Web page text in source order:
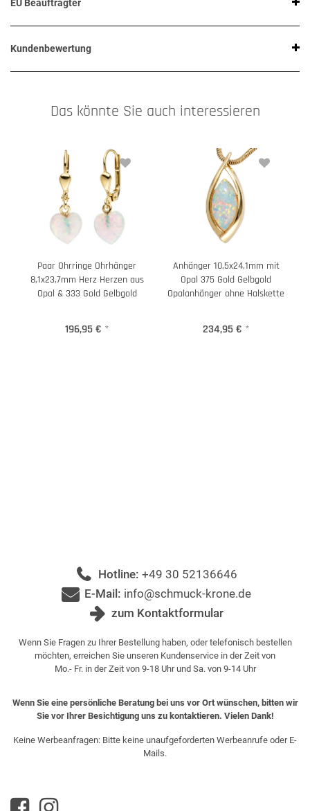
EU Beauftragter
Kundenbewertung
Das könnte Sie auch interessieren
Paar Ohrringe Ohrhänger
8,1x23,7mm Herz Herzen aus
Opal & 333 Gold Gelbgold
196,95 € *
Anhänger 10,5x24,1mm mit
Opal 375 Gold Gelbgold
Opalanhänger ohne Halskette
234,95 € *
Hotline: +49 30 52136646
E-Mail: info@schmuck-krone.de
zum Kontaktformular
Wenn Sie Fragen zu Ihrer Bestellung haben, oder telefonisch bestellen
möchten, erreichen Sie unseren Kundenservice in der Zeit von
Mo.- Fr. in der Zeit von 9-18 Uhr und Sa. von 9-14 Uhr
Wenn Sie eine persönliche Beratung bei uns vor Ort wünschen, bitten wir
Sie vor Ihrer Besichtigung uns zu kontaktieren. Vielen Dank!
Keine Werbeanfragen: Bitte keine unaufgeforderten Werbeanrufe oder E-
Mails.